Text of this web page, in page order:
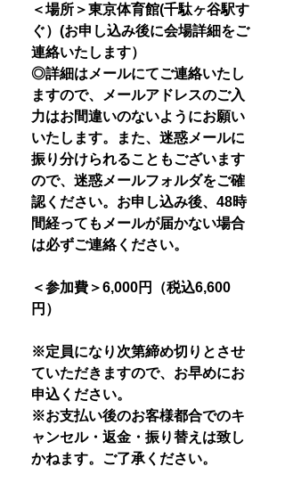
＜場所＞東京体育館(千駄ヶ谷駅す
ぐ）(お申し込み後に会場詳細をご
連絡いたします）
◎詳細はメールにてご連絡いたし
ますので、メールアドレスのご入
力はお間違いのないようにお願い
いたします。また、迷惑メールに
振り分けられることもございます
ので、迷惑メールフォルダをご確
認ください。お申し込み後、48時
間経ってもメールが届かない場合
は必ずご連絡ください。
＜参加費＞6,000円（税込6,600
円）
※定員になり次第締め切りとさせ
ていただきますので、お早めにお
申込ください。
※お支払い後のお客様都合でのキ
ャンセル・返金・振り替えは致し
かねます。ご了承ください。